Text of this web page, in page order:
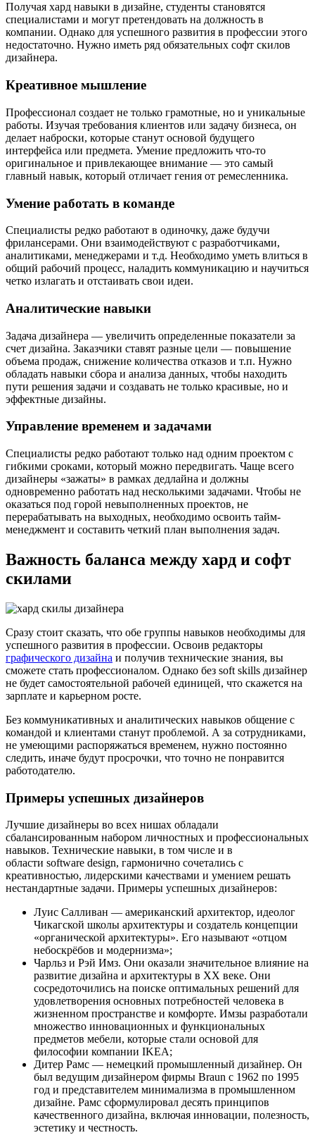
Получая хард навыки в дизайне, студенты становятся
специалистами и могут претендовать на должность в
компании. Однако для успешного развития в профессии этого
недостаточно. Нужно иметь ряд обязательных софт скилов
дизайнера.
Креативное мышление
Профессионал создает не только грамотные, но и уникальные
работы. Изучая требования клиентов или задачу бизнеса, он
делает наброски, которые станут основой будущего
интерфейса или предмета. Умение предложить что-то
оригинальное и привлекающее внимание — это самый
главный навык, который отличает гения от ремесленника.
Умение работать в команде
Специалисты редко работают в одиночку, даже будучи
фрилансерами. Они взаимодействуют с разработчиками,
аналитиками, менеджерами и т.д. Необходимо уметь влиться в
общий рабочий процесс, наладить коммуникацию и научиться
четко излагать и отстаивать свои идеи.
Аналитические навыки
Задача дизайнера — увеличить определенные показатели за
счет дизайна. Заказчики ставят разные цели — повышение
объема продаж, снижение количества отказов и т.п. Нужно
обладать навыки сбора и анализа данных, чтобы находить
пути решения задачи и создавать не только красивые, но и
эффектные дизайны.
Управление временем и задачами
Специалисты редко работают только над одним проектом с
гибкими сроками, который можно передвигать. Чаще всего
дизайнеры «зажаты» в рамках дедлайна и должны
одновременно работать над несколькими задачами. Чтобы не
оказаться под горой невыполненных проектов, не
перерабатывать на выходных, необходимо освоить тайм-
менеджмент и составить четкий план выполнения задач.
Важность баланса между хард и софт
скилами
Сразу стоит сказать, что обе группы навыков необходимы для
успешного развития в профессии. Освоив редакторы
графического дизайна и получив технические знания, вы
сможете стать профессионалом. Однако без soft skills дизайнер
не будет самостоятельной рабочей единицей, что скажется на
зарплате и карьерном росте.
Без коммуникативных и аналитических навыков общение с
командой и клиентами станут проблемой. А за сотрудниками,
не умеющими распоряжаться временем, нужно постоянно
следить, иначе будут просрочки, что точно не понравится
работодателю.
Примеры успешных дизайнеров
Лучшие дизайнеры во всех нишах обладали
сбалансированным набором личностных и профессиональных
навыков. Технические навыки, в том числе и в
области software design, гармонично сочетались с
креативностью, лидерскими качествами и умением решать
нестандартные задачи. Примеры успешных дизайнеров:
Луис Салливан — американский архитектор, идеолог
Чикагской школы архитектуры и создатель концепции
«органической архитектуры». Его называют «отцом
небоскрёбов и модернизма»;
Чарльз и Рэй Имз. Они оказали значительное влияние на
развитие дизайна и архитектуры в XX веке. Они
сосредоточились на поиске оптимальных решений для
удовлетворения основных потребностей человека в
жизненном пространстве и комфорте. Имзы разработали
множество инновационных и функциональных
предметов мебели, которые стали основой для
философии компании IKEA;
Дитер Рамс — немецкий промышленный дизайнер. Он
был ведущим дизайнером фирмы Braun с 1962 по 1995
год и представителем минимализма в промышленном
дизайне. Рамс сформулировал десять принципов
качественного дизайна, включая инновации, полезность,
эстетику и честность.